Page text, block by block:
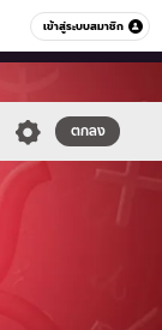
เข้าสู่ระบบสมาชิก
หมวดอื่นๆ
ตกลง